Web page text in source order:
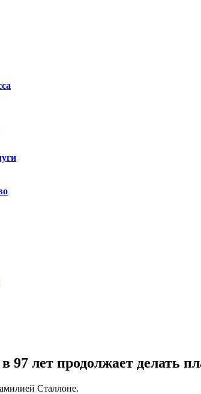
лет продолжает делать
Сталлоне.